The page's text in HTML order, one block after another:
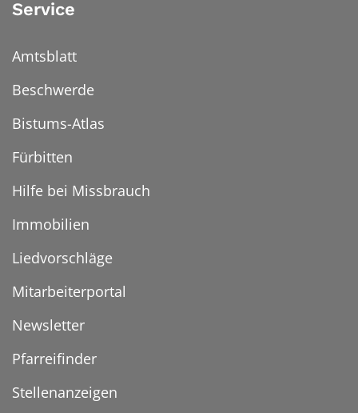
Service
Amtsblatt
Beschwerde
Bistums-Atlas
Fürbitten
Hilfe bei Missbrauch
Immobilien
Liedvorschläge
Mitarbeiterportal
Newsletter
Pfarreifinder
Stellenanzeigen